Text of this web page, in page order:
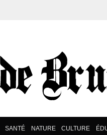
SANTÉ NATURE CULTURE